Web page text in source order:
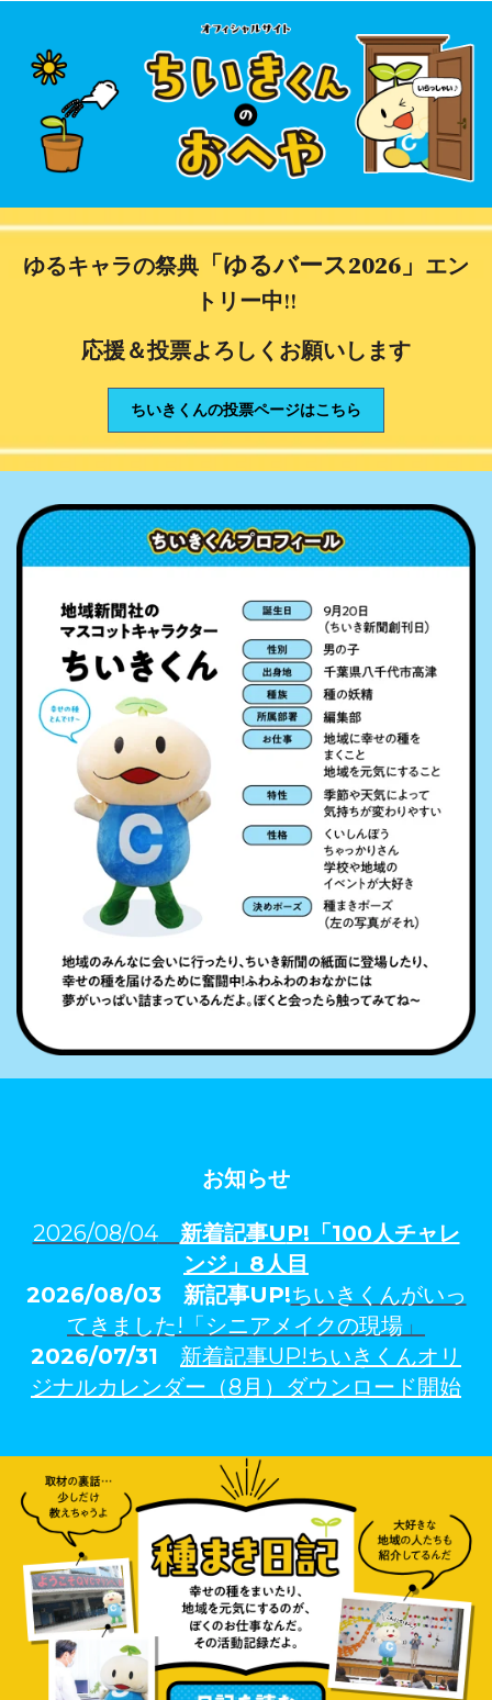
ゆるキャラの祭典 「ゆるバース2026」 エン
トリー中‼
応援＆投票よろしくお願いします
ちいきくんの投票ページはこちら
お知らせ
2026/08/04 新着記事UP!「100人チャレ
ンジ」 8人目
2026/08/03 新記事UP!ちいきくんがいっ
てきました!「シニアメイクの現場 」
2026/07/31 新着記事UP!ちいきくんオリ
ジナルカレンダー（8月）ダウンロード開始